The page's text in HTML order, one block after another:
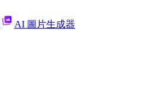
AI 圖片生成器